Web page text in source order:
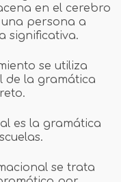
en el cerebro
persona a
significativa.
se utiliza
de la gramática
es la gramática
se trata